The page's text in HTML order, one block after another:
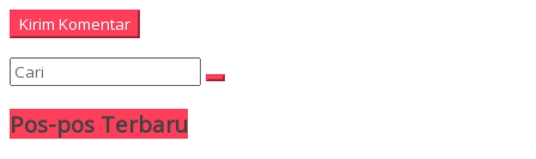
Pos-pos Terbaru